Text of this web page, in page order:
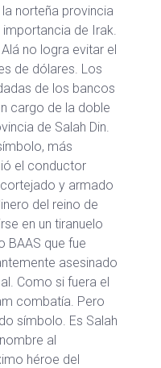
norteña provincia
importancia de Irak.
no logra evitar el
de dólares. Los
de los bancos
cargo de la doble
de Salah Din.
más
el conductor
y armado
del reino de
en un tiranuelo
BAAS que fue
asesinado
Como si fuera el
combatía. Pero
símbolo. Es Salah
al
héroe del